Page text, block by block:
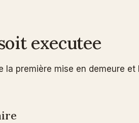
executee
la première mise en demeure